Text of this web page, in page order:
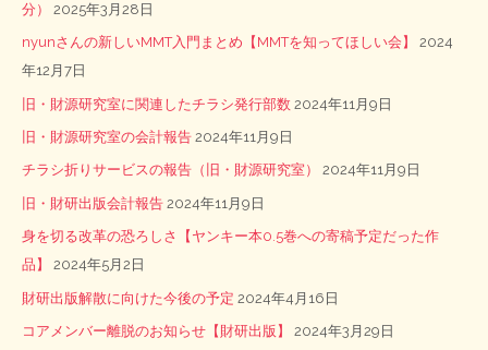
分）
2025年3月28日
nyunさんの新しいMMT入門まとめ【MMTを知ってほしい会】
2024
年12月7日
旧・財源研究室に関連したチラシ発行部数 2024年11月9日
旧・財源研究室の会計報告 2024年11月9日
チラシ折りサービスの報告（旧・財源研究室） 2024年11月9日
旧・財研出版会計報告 2024年11月9日
身を切る改革の恐ろしさ【ヤンキー本0.5巻への寄稿予定だった作
品】
2024年5月2日
財研出版解散に向けた今後の予定 2024年4月16日
コアメンバー離脱のお知らせ【財研出版】 2024年3月29日